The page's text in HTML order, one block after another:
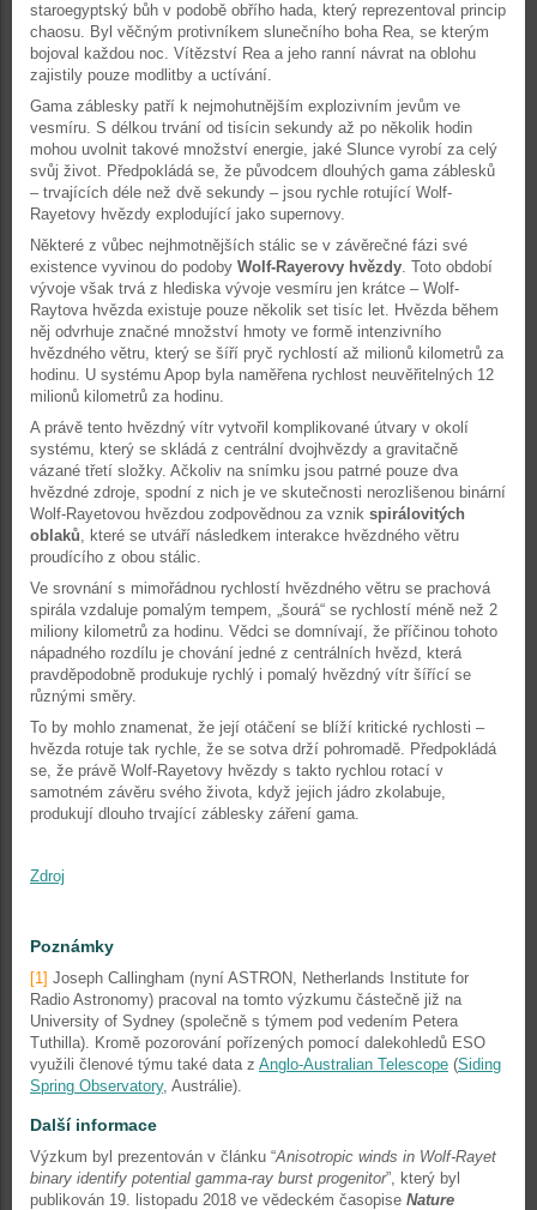
staroegyptský bůh v podobě obřího hada, který reprezentoval princip
chaosu. Byl věčným protivníkem slunečního boha Rea, se kterým
bojoval každou noc. Vítězství Rea a jeho ranní návrat na oblohu
zajistily pouze modlitby a uctívání.
Gama záblesky patří k nejmohutnějším explozivním jevům ve
vesmíru. S délkou trvání od tisícin sekundy až po několik hodin
mohou uvolnit takové množství energie, jaké Slunce vyrobí za celý
svůj život. Předpokládá se, že původcem dlouhých gama záblesků
– trvajících déle než dvě sekundy – jsou rychle rotující Wolf-
Rayetovy hvězdy explodující jako supernovy.
Některé z vůbec nejhmotnějších stálic se v závěrečné fázi své
existence vyvinou do podoby Wolf-Rayerovy hvězdy. Toto období
vývoje však trvá z hlediska vývoje vesmíru jen krátce – Wolf-
Raytova hvězda existuje pouze několik set tisíc let. Hvězda během
něj odvrhuje značné množství hmoty ve formě intenzivního
hvězdného větru, který se šíří pryč rychlostí až milionů kilometrů za
hodinu. U systému Apop byla naměřena rychlost neuvěřitelných 12
milionů kilometrů za hodinu.
A právě tento hvězdný vítr vytvořil komplikované útvary v okolí
systému, který se skládá z centrální dvojhvězdy a gravitačně
vázané třetí složky. Ačkoliv na snímku jsou patrné pouze dva
hvězdné zdroje, spodní z nich je ve skutečnosti nerozlišenou binární
Wolf-Rayetovou hvězdou zodpovědnou za vznik spirálovitých
oblaků, které se utváří následkem interakce hvězdného větru
proudícího z obou stálic.
Ve srovnání s mimořádnou rychlostí hvězdného větru se prachová
spirála vzdaluje pomalým tempem, „šourá“ se rychlostí méně než 2
miliony kilometrů za hodinu. Vědci se domnívají, že příčinou tohoto
nápadného rozdílu je chování jedné z centrálních hvězd, která
pravděpodobně produkuje rychlý i pomalý hvězdný vítr šířící se
různými směry.
To by mohlo znamenat, že její otáčení se blíží kritické rychlosti –
hvězda rotuje tak rychle, že se sotva drží pohromadě. Předpokládá
se, že právě Wolf-Rayetovy hvězdy s takto rychlou rotací v
samotném závěru svého života, když jejich jádro zkolabuje,
produkují dlouho trvající záblesky záření gama.
Zdroj
Poznámky
[1] Joseph Callingham (nyní ASTRON, Netherlands Institute for
Radio Astronomy) pracoval na tomto výzkumu částečně již na
University of Sydney (společně s týmem pod vedením Petera
Tuthilla). Kromě pozorování pořízených pomocí dalekohledů ESO
využili členové týmu také data z Anglo-Australian Telescope (Siding
Spring Observatory, Austrálie).
Další informace
Výzkum byl prezentován v článku “Anisotropic winds in Wolf-Rayet
binary identify potential gamma-ray burst progenitor”, který byl
publikován 19. listopadu 2018 ve vědeckém časopise Nature